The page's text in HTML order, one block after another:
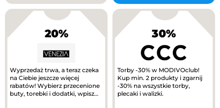
20%
Wyprzedaż trwa, a teraz czeka
na Ciebie jeszcze więcej
rabatów! Wybierz przecenione
buty, torebki i dodatki, wpisz
30%
Torby -30% w MODIVOclub!
Kup min. 2 produkty i zgarnij
-30% na wszystkie torby,
plecaki i walizki.